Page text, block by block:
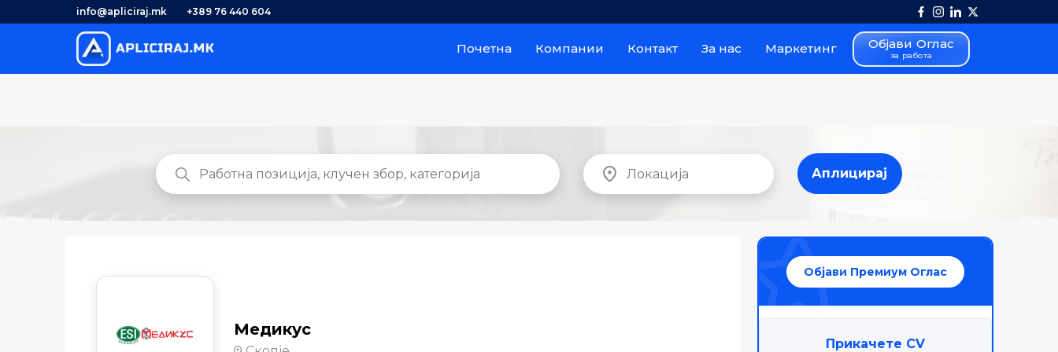
info@apliciraj.mk +389 76 440 604
Почетна Компании Контакт За нас Маркетинг Објави Оглас
за работа
Аплицирај
Аплицирај
Медикус
Објави Премиум Оглас
Прикачете CV